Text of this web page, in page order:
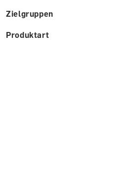
Zielgruppen
Produktart